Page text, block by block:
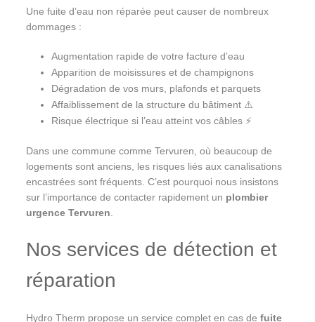
Une fuite d’eau non réparée peut causer de nombreux
dommages :
Augmentation rapide de votre facture d’eau
Apparition de moisissures et de champignons
Dégradation de vos murs, plafonds et parquets ️
Affaiblissement de la structure du bâtiment ⚠️
Risque électrique si l’eau atteint vos câbles ⚡
Dans une commune comme Tervuren, où beaucoup de
logements sont anciens, les risques liés aux canalisations
encastrées sont fréquents. C’est pourquoi nous insistons
sur l’importance de contacter rapidement un plombier
urgence Tervuren
Nos services de détection et
réparation
Hydro Therm propose un service complet en cas defuite